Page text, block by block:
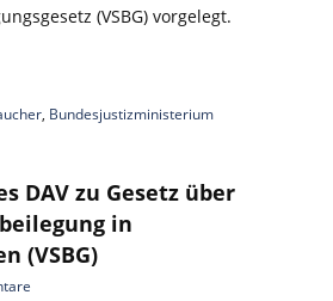
(VSBG) vorgelegt.
, Bundesjustizministerium
DAV zu Gesetz über
in
(VSBG)